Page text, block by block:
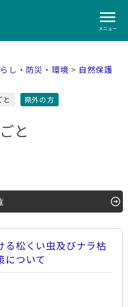
メニュー
し・防災・環境 > 自然保護
と 県外の方
と
る松くい虫及びナラ枯
について